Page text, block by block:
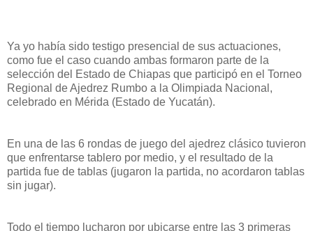
Ya yo había sido testigo presencial de sus actuaciones,
como fue el caso cuando ambas formaron parte de la
selección del Estado de Chiapas que participó en el Torneo
Regional de Ajedrez Rumbo a la Olimpiada Nacional,
celebrado en Mérida (Estado de Yucatán).
En una de las 6 rondas de juego del ajedrez clásico tuvieron
que enfrentarse tablero por medio, y el resultado de la
partida fue de tablas (jugaron la partida, no acordaron tablas
sin jugar).
Todo el tiempo lucharon por ubicarse entre las 3 primeras